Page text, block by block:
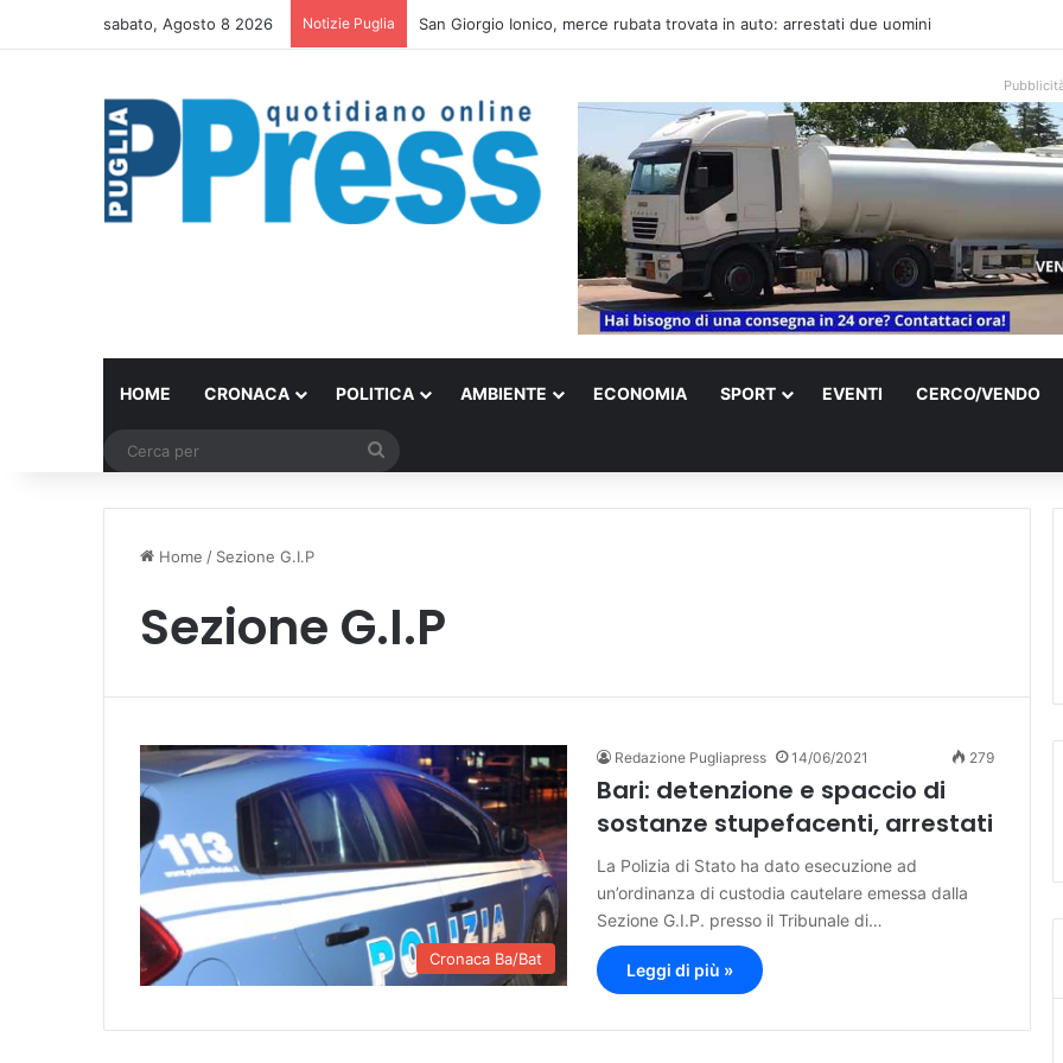
sabato, Agosto 8 2026 Notizie Puglia Bari trasforma una villa confiscata alla mafia in un micro nido: nasce anche il cimitero
HOME CRONACA POLITICA AMBIENTE ECONOMIA SPORT EVENTI CERCO/VENDO
Home / Sezione G.I.P
Sezione G.I.P
Cronaca Ba/Bat
Redazione Pugliapress 14/06/2021 279
Bari: detenzione e spaccio di
sostanze stupefacenti, arrestati
La Polizia di Stato ha dato esecuzione ad
un’ordinanza di custodia cautelare emessa dalla
Sezione G.I.P. presso il Tribunale di…
Leggi di più »